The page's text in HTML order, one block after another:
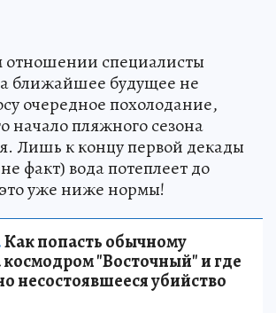
отношении специалисты
ближайшее будущее не
очередное похолодание,
начало пляжного сезона
Лишь к концу первой декады
факт) вода потеплеет до
уже ниже нормы!
Как попасть обычному
космодром "Восточный" и где
несостоявшееся убийство